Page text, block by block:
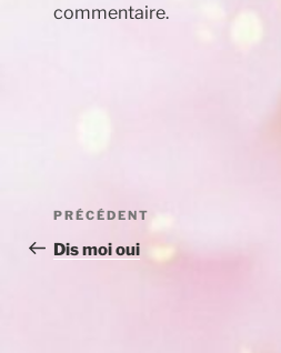
commentaire.
Navigation
de
Article
précédent
PRÉCÉDENT
Dis moi oui